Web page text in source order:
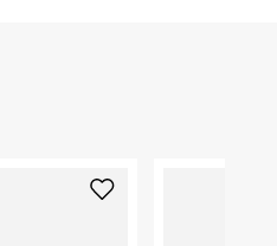
לפני החזרת
במקום בו הודבקה
היבואן
טרמינל איקס
בית פוקס-רח'